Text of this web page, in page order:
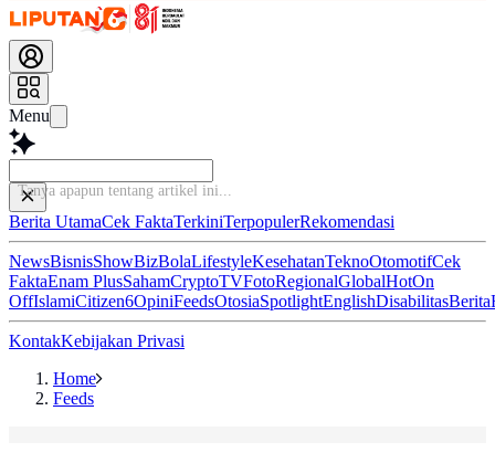
Menu
Tanya apapun
Berita UtamaCek FaktaTerkiniTerpopulerRekomendasi
NewsBisnisShowBizBolaLifestyleKesehatanTeknoOtomotifCek
FaktaEnam PlusSahamCryptoTVFotoRegionalGlobalHotOn
OffIslamiCitizen6OpiniFeedsOtosiaSpotlightEnglishDisabilitasBerita
KontakKebijakan Privasi
Home
Feeds